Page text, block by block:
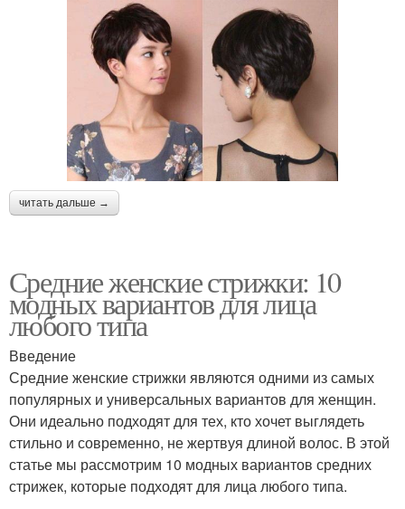
читать дальше →
Средние женские стрижки: 10
модных вариантов для лица
любого типа
Введение
Средние женские стрижки являются одними из самых
популярных и универсальных вариантов для женщин.
Они идеально подходят для тех, кто хочет выглядеть
стильно и современно, не жертвуя длиной волос. В этой
статье мы рассмотрим 10 модных вариантов средних
стрижек, которые подходят для лица любого типа.